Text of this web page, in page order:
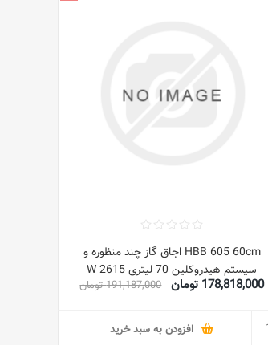
HBB 605 60cm اجاق گاز چند منظوره و
سیستم هیدروکلین 70 لیتری 2615 W
41560050 مشکی / استیل ضد زنگ
178,818,000 تومان 191,187,000 تومان
افزودن به سبد خرید